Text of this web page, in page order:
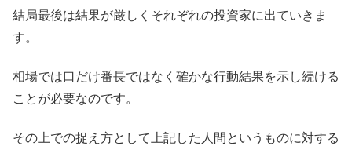
結局最後は結果が厳しくそれぞれの投資家に出ていきま
す。
相場では口だけ番長ではなく確かな行動結果を示し続ける
ことが必要なのです。
その上での捉え方として上記した人間というものに対する